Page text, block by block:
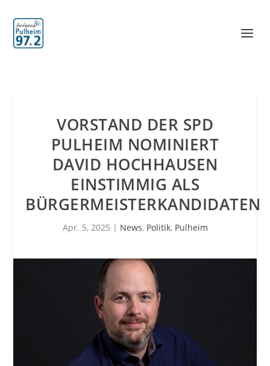
VORSTAND DER SPD
PULHEIM NOMINIERT
DAVID HOCHHAUSEN
EINSTIMMIG ALS
BÜRGERMEISTERKANDIDATEN
Apr. 5, 2025 | News, Politik, Pulheim